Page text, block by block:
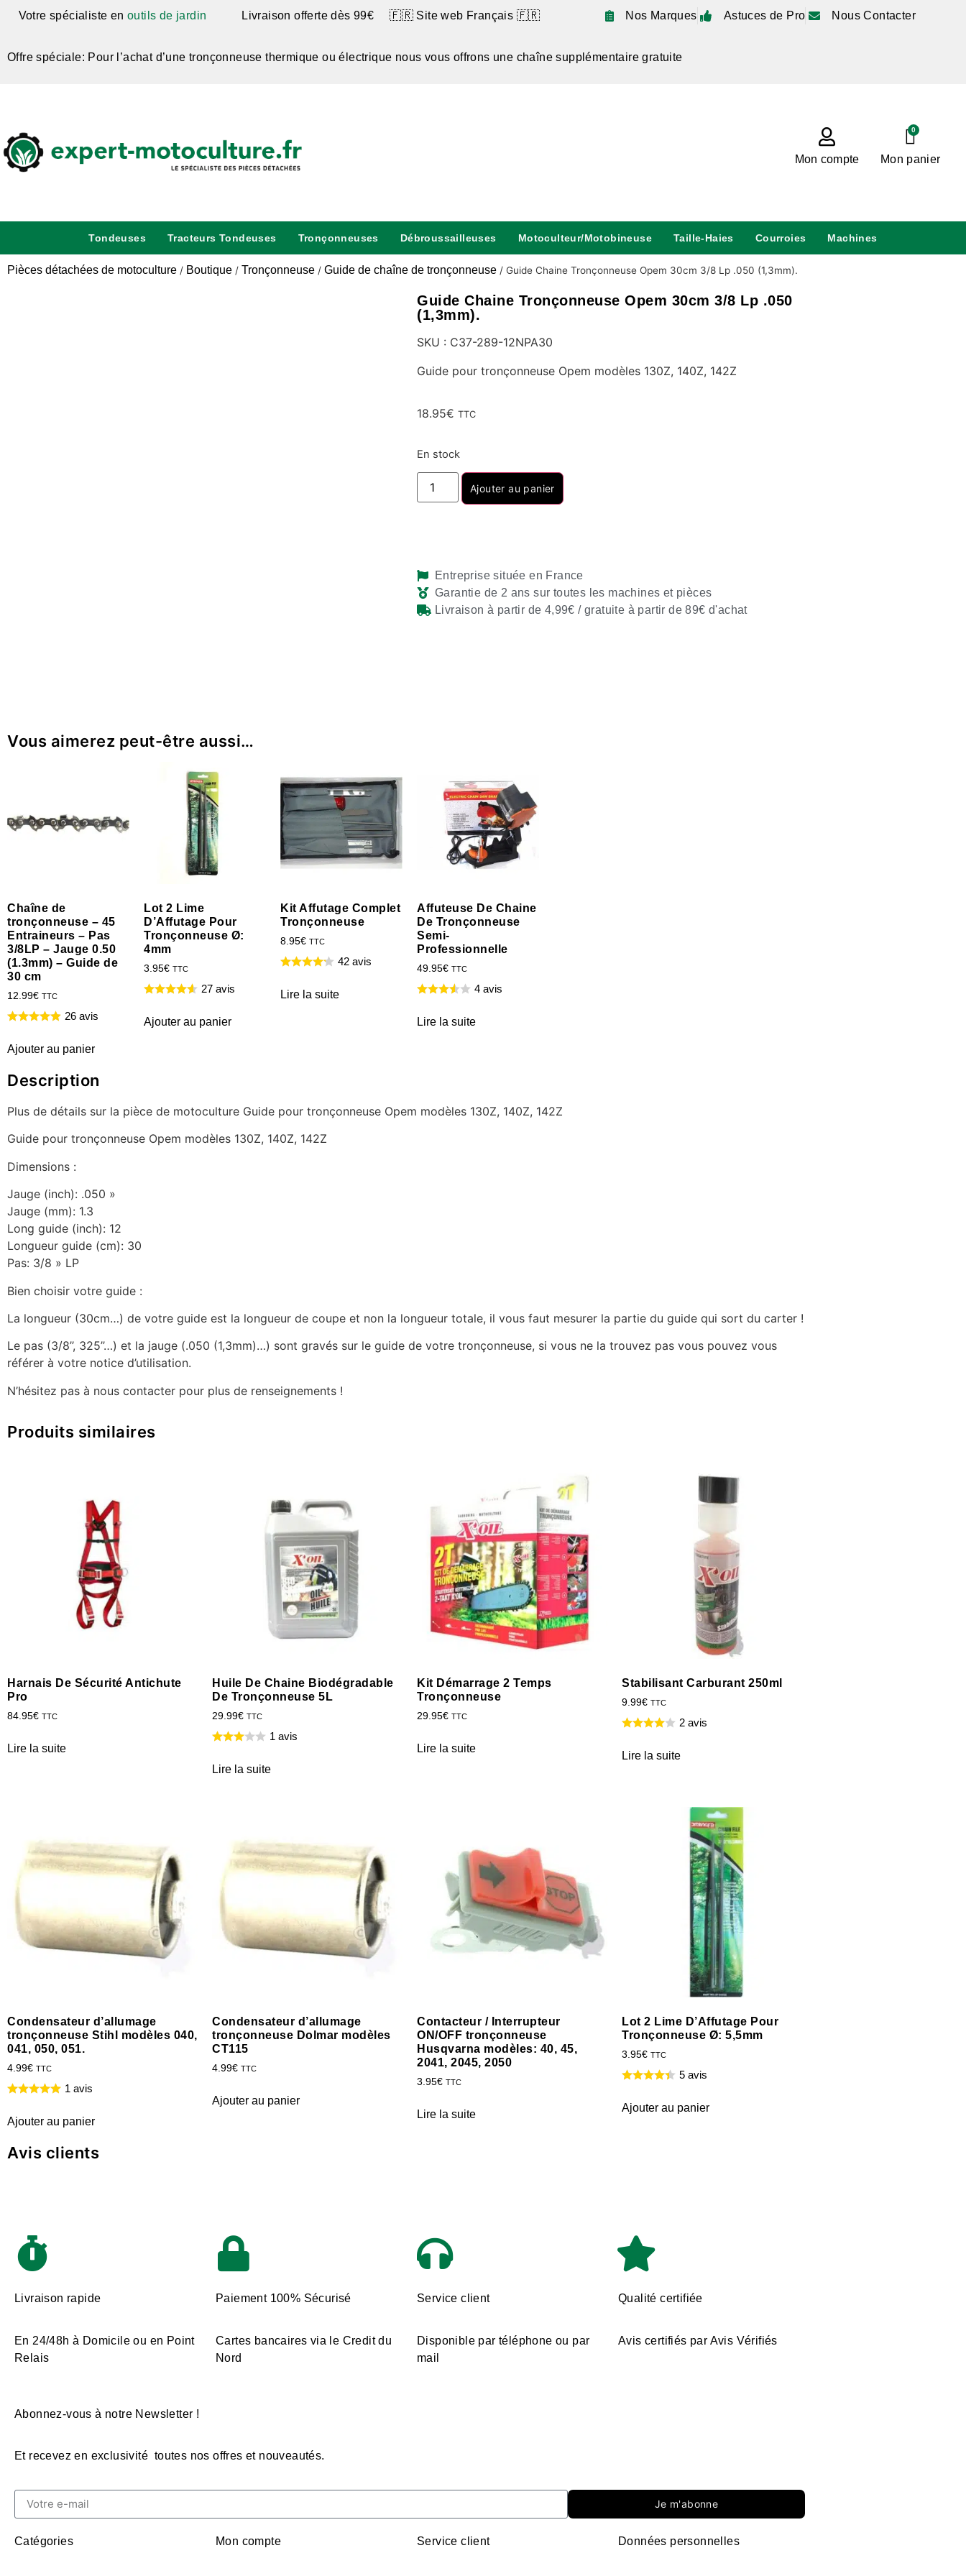
Votre spécialiste en outils de jardin Livraison offerte dès 99€ 🇫🇷 Site web Français 🇫🇷 Nos Marques Astuces de Pro Nous Contacter
Offre spéciale: Pour l’achat d’une tronçonneuse thermique ou électrique nous vous offrons une chaîne supplémentaire gratuite
Mon compte
0
Mon panier
Tondeuses Tracteurs Tondeuses Tronçonneuses Débroussailleuses Motoculteur/Motobineuse Taille-Haies Courroies Machines
Pièces détachées de motoculture / Boutique / Tronçonneuse / Guide de chaîne de tronçonneuse / Guide Chaine Tronçonneuse Opem 30cm 3/8 Lp .050 (1,3mm).
Guide Chaine Tronçonneuse Opem 30cm 3/8 Lp .050
(1,3mm).
SKU : C37-289-12NPA30
Guide pour tronçonneuse Opem modèles 130Z, 140Z, 142Z
18.95€ TTC
En stock
Ajouter au panier
Entreprise située en France
Garantie de 2 ans sur toutes les machines et pièces
Livraison à partir de 4,99€ / gratuite à partir de 89€ d'achat
Vous aimerez peut-être aussi…
Chaîne de
tronçonneuse – 45
Entraineurs – Pas
3/8LP – Jauge 0.50
(1.3mm) – Guide de
30 cm
12.99€ TTC
26 avis
Ajouter au panier
Lot 2 Lime
D’Affutage Pour
Tronçonneuse Ø:
4mm
3.95€ TTC
27 avis
Ajouter au panier
Kit Affutage Complet
Tronçonneuse
8.95€ TTC
42 avis
Lire la suite
Affuteuse De Chaine
De Tronçonneuse
Semi-
Professionnelle
49.95€ TTC
4 avis
Lire la suite
Description
Plus de détails sur la pièce de motoculture Guide pour tronçonneuse Opem modèles 130Z, 140Z, 142Z
Guide pour tronçonneuse Opem modèles 130Z, 140Z, 142Z
Dimensions :
Jauge (inch): .050 »
Jauge (mm): 1.3
Long guide (inch): 12
Longueur guide (cm): 30
Pas: 3/8 » LP
Bien choisir votre guide :
La longueur (30cm…) de votre guide est la longueur de coupe et non la longueur totale, il vous faut mesurer la partie du guide qui sort du carter !
Le pas (3/8’’, 325’’…) et la jauge (.050 (1,3mm)…) sont gravés sur le guide de votre tronçonneuse, si vous ne la trouvez pas vous pouvez vous
référer à votre notice d’utilisation.
N’hésitez pas à nous contacter pour plus de renseignements !
Produits similaires
Harnais De Sécurité Antichute
Pro
84.95€ TTC
Lire la suite
Huile De Chaine Biodégradable
De Tronçonneuse 5L
29.99€ TTC
1 avis
Lire la suite
Kit Démarrage 2 Temps
Tronçonneuse
29.95€ TTC
Lire la suite
Stabilisant Carburant 250ml
9.99€ TTC
2 avis
Lire la suite
Condensateur d’allumage
tronçonneuse Stihl modèles 040,
041, 050, 051.
4.99€ TTC
1 avis
Ajouter au panier
Condensateur d’allumage
tronçonneuse Dolmar modèles
CT115
4.99€ TTC
Ajouter au panier
Contacteur / Interrupteur
ON/OFF tronçonneuse
Husqvarna modèles: 40, 45,
2041, 2045, 2050
3.95€ TTC
Lire la suite
Lot 2 Lime D’Affutage Pour
Tronçonneuse Ø: 5,5mm
3.95€ TTC
5 avis
Ajouter au panier
Avis clients
Livraison rapide
En 24/48h à Domicile ou en Point
Relais
Paiement 100% Sécurisé
Cartes bancaires via le Credit du
Nord
Service client
Disponible par téléphone ou par
mail
Qualité certifiée
Avis certifiés par Avis Vérifiés
Abonnez-vous à notre Newsletter !
Et recevez en exclusivité toutes nos offres et nouveautés.
Je m'abonne
Catégories Mon compte Service client Données personnelles